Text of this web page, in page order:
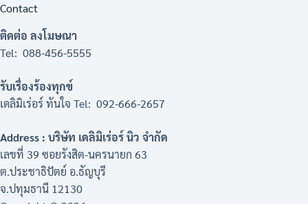
Contact
ติดต่อ ลงโมษณา
Tel: 088-456-5555
รับเรื่องร้องทุกข์
เดลิมิเร่อร์ ทันใจ Tel: 092-666-2657
Address : บริษัท เดลิมิเร่อร์ นิว จำกัด
เลขที่ 39 ซอยรังสิต-นครนายก 63
ต.ประชาธิปัตย์ อ.ธัญบุรี
จ.ปทุมธานี 12130